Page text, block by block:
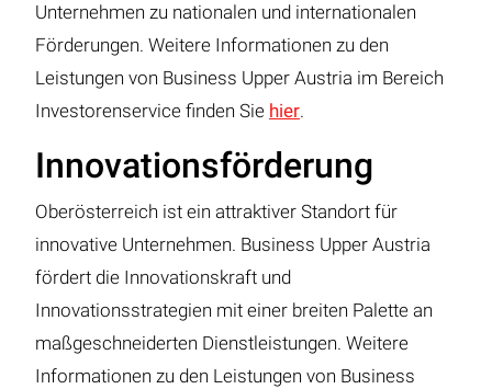
Unternehmen zu nationalen und internationalen
Förderungen. Weitere Informationen zu den
Leistungen von Business Upper Austria im Bereich
Investorenservice finden Sie hier.
Innovationsförderung
Oberösterreich ist ein attraktiver Standort für
innovative Unternehmen. Business Upper Austria
fördert die Innovationskraft und
Innovationsstrategien mit einer breiten Palette an
maßgeschneiderten Dienstleistungen. Weitere
Informationen zu den Leistungen von Business